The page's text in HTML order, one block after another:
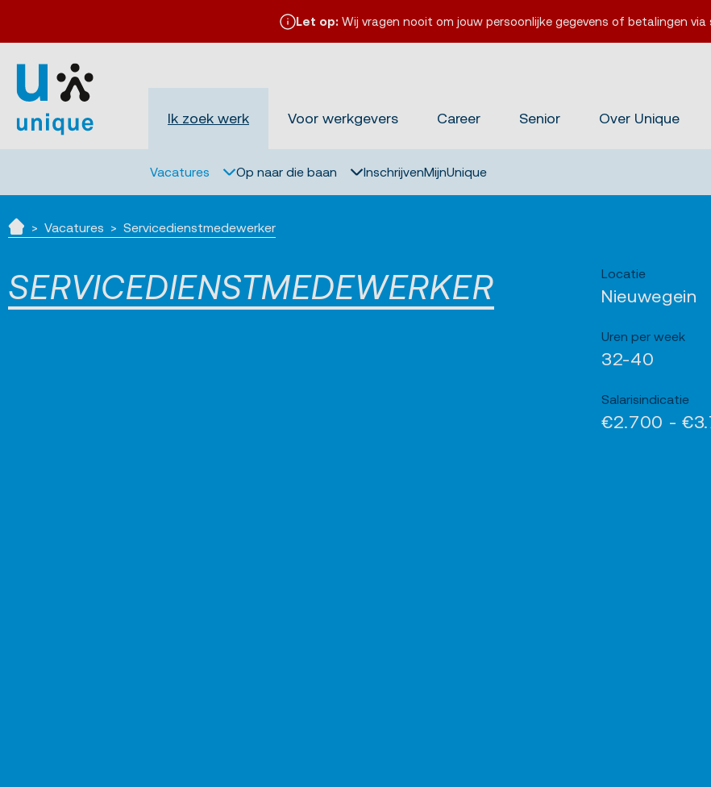
Let op: Wij vragen nooit om jouw persoonlijke gegevens of betalingen via
Ik zoek werk Voor werkgevers Career Senior Over Unique
Vacatures Op naar die baan InschrijvenMijnUnique
Vacatures Servicedienstmedewerker
SERVICEDIENSTMEDEWERKER Locatie
Nieuwegein
Uren per week
32-40
Salarisindicatie
€2.700 -